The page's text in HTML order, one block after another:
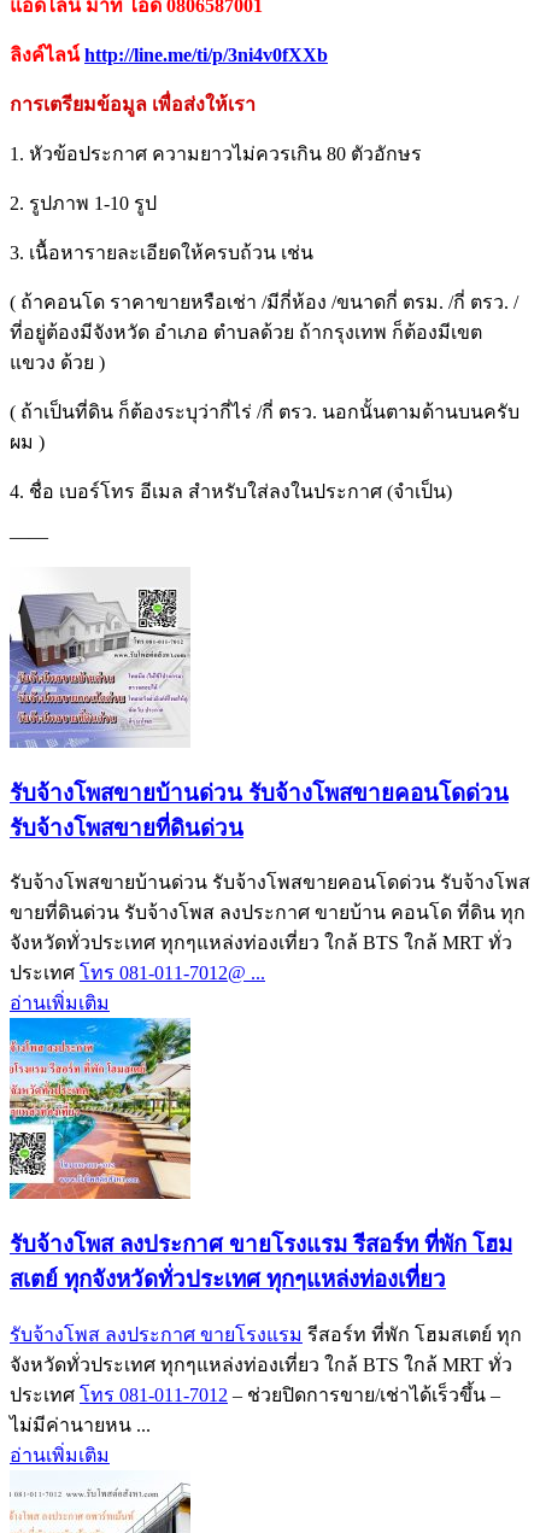
แอดไลน์ มาที่ ไอดี 0806587001
ลิงค์ไลน์http://line.me/ti/p/3ni4v0fXXb
การเตรียมข้อมูล เพื่อส่งให้เรา
1. หัวข้อประกาศ ความยาวไม่ควรเกิน 80 ตัวอักษร
2. รูปภาพ 1-10 รูป
3. เนื้อหารายละเอียดให้ครบถ้วน เช่น
( ถ้าคอนโด ราคาขายหรือเช่า /มีกี่ห้อง /ขนาดกี่ ตรม. /กี่ ตรว. /
ที่อยู่ต้องมีจังหวัด อำเภอ ตำบลด้วย ถ้ากรุงเทพ ก็ต้องมีเขต
แขวง ด้วย )
( ถ้าเป็นที่ดิน ก็ต้องระบุว่ากี่ไร่ /กี่ ตรว. นอกนั้นตามด้านบนครับ
ผม )
4. ชื่อ เบอร์โทร อีเมล สำหรับใส่ลงในประกาศ (จำเป็น)
——
รับจ้างโพสขายบ้านด่วน รับจ้างโพสขายคอนโดด่วน
รับจ้างโพสขายที่ดินด่วน
รับจ้างโพสขายบ้านด่วน รับจ้างโพสขายคอนโดด่วน รับจ้างโพส
ขายที่ดินด่วน รับจ้างโพส ลงประกาศ ขายบ้าน คอนโด ที่ดิน ทุก
จังหวัดทั่วประเทศ ทุกๆแหล่งท่องเที่ยว ใกล้ BTS ใกล้ MRT ทั่ว
ประเทศ โทร 081-011-7012@ ...
อ่านเพิ่มเติม
รับจ้างโพส ลงประกาศ ขายโรงแรม รีสอร์ท ที่พัก โฮม
สเตย์ ทุกจังหวัดทั่วประเทศ ทุกๆแหล่งท่องเที่ยว
รับจ้างโพส ลงประกาศ ขายโรงแรม รีสอร์ท ที่พัก โฮมสเตย์ ทุก
จังหวัดทั่วประเทศ ทุกๆแหล่งท่องเที่ยว ใกล้ BTS ใกล้ MRT ทั่ว
ประเทศ โทร 081-011-7012 – ช่วยปิดการขาย/เช่าได้เร็วขึ้น –
ไม่มีค่านายหน ...
อ่านเพิ่มเติม